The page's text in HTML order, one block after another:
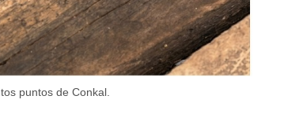
puntos de Conkal.